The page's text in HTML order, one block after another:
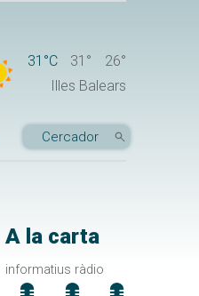
31°C 31°
26°
Illes Balears
A la carta
informatius ràdio